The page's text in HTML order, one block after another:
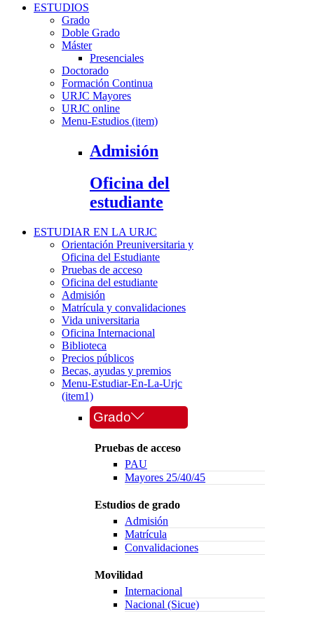
ESTUDIOS
Grado
Doble Grado
Máster
Presenciales
Doctorado
Formación Continua
URJC Mayores
URJC online
Menu-Estudios (item)
Admisión
Oficina del
estudiante
ESTUDIAR EN LA URJC
Orientación Preuniversitaria y
Oficina del Estudiante
Pruebas de acceso
Oficina del estudiante
Admisión
Matrícula y convalidaciones
Vida universitaria
Oficina Internacional
Biblioteca
Precios públicos
Becas, ayudas y premios
Menu-Estudiar-En-La-Urjc
(item1)
Grado
Pruebas de acceso
PAU
Mayores 25/40/45
Estudios de grado
Admisión
Matrícula
Convalidaciones
Movilidad
Internacional
Nacional (Sicue)